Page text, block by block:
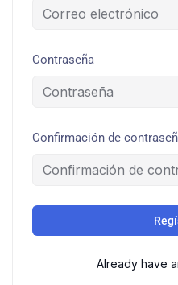
Contraseña
Confirmación de
Already have